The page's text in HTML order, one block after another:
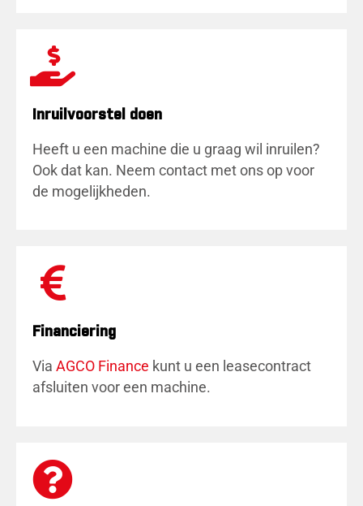
Inruilvoorstel doen
Heeft u een machine die u graag wil inruilen?
Ook dat kan. Neem contact met ons op voor
de mogelijkheden.
Financiering
Via AGCO Finance kunt u een leasecontract
afsluiten voor een machine.